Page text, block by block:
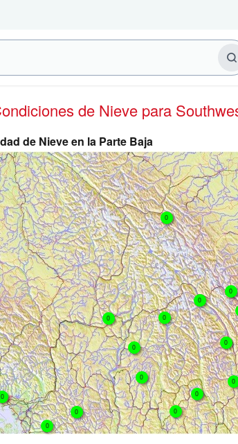
de Nieve para
de Nieve en la Parte Baja
0
0
0
0
0
0
0
0
0
0
0
0
0
0